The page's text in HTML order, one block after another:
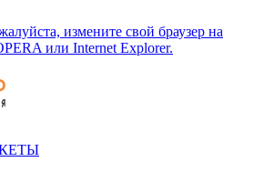
измените свой браузер на
или Internet Explorer.